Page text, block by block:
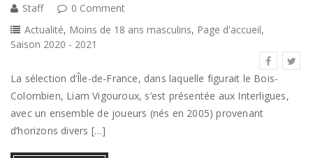
Staff
0 Comment
Actualité, Moins de 18 ans masculins, Page d'accueil,
Saison 2020 - 2021
La sélection d’Île-de-France, dans laquelle figurait le Bois-
Colombien, Liam Vigouroux, s’est présentée aux Interligues,
avec un ensemble de joueurs (nés en 2005) provenant
d’horizons divers […]